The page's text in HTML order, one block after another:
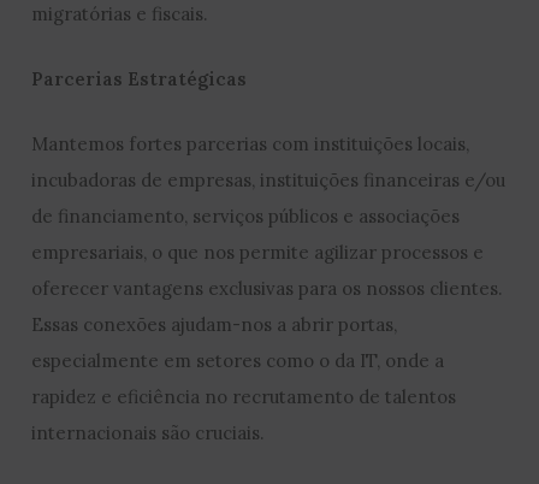
migratórias e fiscais.
Parcerias Estratégicas
Mantemos fortes parcerias com instituições locais,
incubadoras de empresas, instituições financeiras e/ou
de financiamento, serviços públicos e associações
empresariais, o que nos permite agilizar processos e
oferecer vantagens exclusivas para os nossos clientes.
Essas conexões ajudam-nos a abrir portas,
especialmente em setores como o da IT, onde a
rapidez e eficiência no recrutamento de talentos
internacionais são cruciais.